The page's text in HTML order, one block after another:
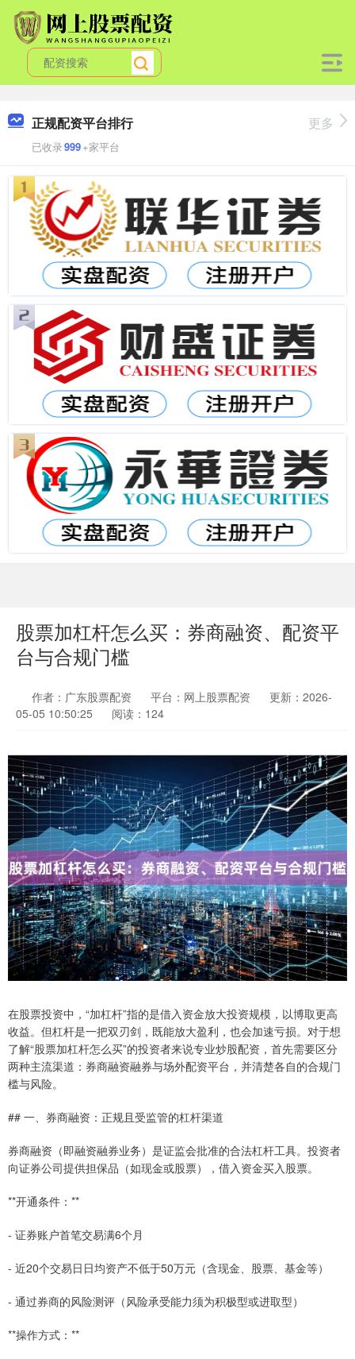
正规配资平台排行
已收录999+家平台
更多
股票加杠杆怎么买：券商融资、配资平
台与合规门槛
作者：广东股票配资 平台：网上股票配资
更新：2026-
05-05 10:50:25
阅读：124
在股票投资中，“加杠杆”指的是借入资金放大投资规模，以博取更高
收益。但杠杆是一把双刃剑，既能放大盈利，也会加速亏损。对于想
了解“股票加杠杆怎么买”的投资者来说专业炒股配资，首先需要区分
两种主流渠道：券商融资融券与场外配资平台，并清楚各自的合规门
槛与风险。
## 一、券商融资：正规且受监管的杠杆渠道
券商融资（即融资融券业务）是证监会批准的合法杠杆工具。投资者
向证券公司提供担保品（如现金或股票），借入资金买入股票。
**开通条件：**
- 证券账户首笔交易满6个月
- 近20个交易日日均资产不低于50万元（含现金、股票、基金等）
- 通过券商的风险测评（风险承受能力须为积极型或进取型）
**操作方式：**